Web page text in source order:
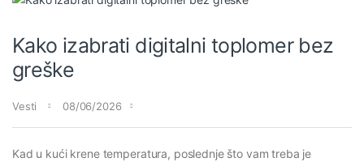
Kako izabrati digitalni toplomer bez
greške
Vesti 08/06/2026
Kad u kući krene temperatura, poslednje što vam treba je